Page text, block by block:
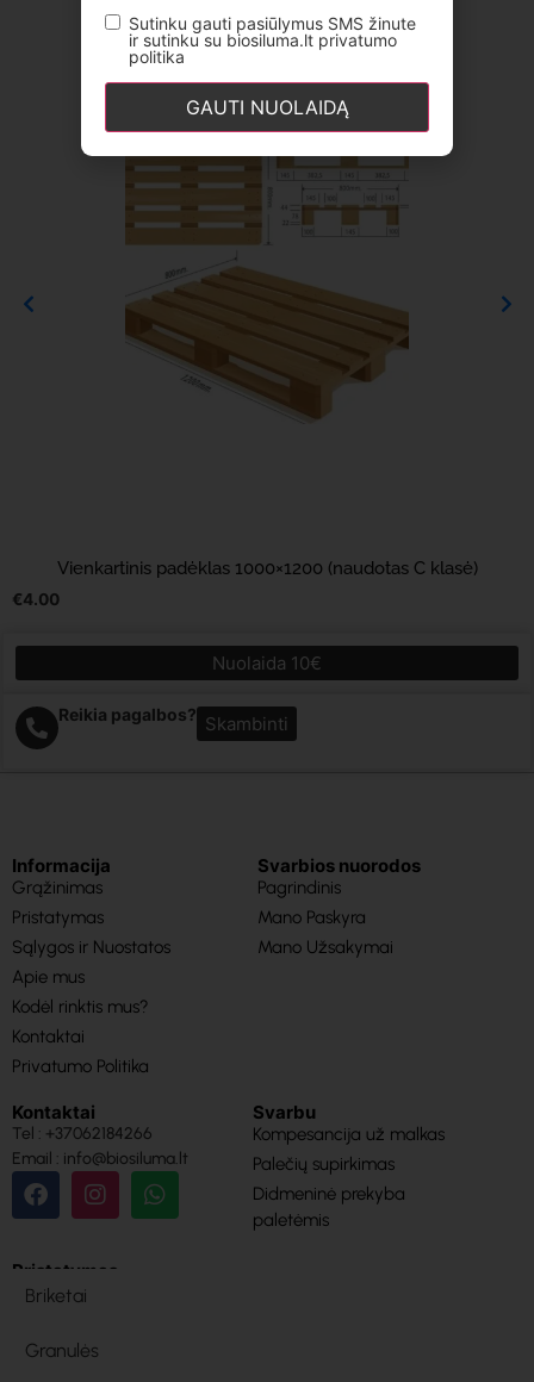
Vienkartinis padėklas 1000×1200 (naudotas C klasė)
€4.00
Nuolaida 10€
Reikia pagalbos? Skambinti
Informacija
Grąžinimas
Pristatymas
Sąlygos ir Nuostatos
Apie mus
Kodėl rinktis mus?
Kontaktai
Privatumo Politika
Svarbios nuorodos
Pagrindinis
Mano Paskyra
Mano Užsakymai
Kontaktai
Tel : +37062184266
Email : info@biosiluma.lt
Svarbu
Kompesancija už malkas
Palečių supirkimas
Didmeninė prekyba
paletėmis
Pristatymas
Briketai
Granulės
Sutinku gauti pasiūlymus SMS žinute
ir sutinku su biosiluma.lt privatumo
politika
GAUTI NUOLAIDĄ